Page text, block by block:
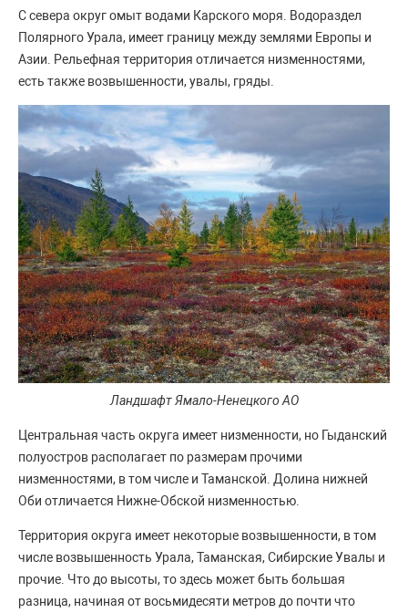
С севера округ омыт водами Карского моря. Водораздел
Полярного Урала, имеет границу между землями Европы и
Азии. Рельефная территория отличается низменностями,
есть также возвышенности, увалы, гряды.
Ландшафт Ямало-Ненецкого АО
Центральная часть округа имеет низменности, но Гыданский
полуостров располагает по размерам прочими
низменностями, в том числе и Таманской. Долина нижней
Оби отличается Нижне-Обской низменностью.
Территория округа имеет некоторые возвышенности, в том
числе возвышенность Урала, Таманская, Сибирские Увалы и
прочие. Что до высоты, то здесь может быть большая
разница, начиная от восьмидесяти метров до почти что